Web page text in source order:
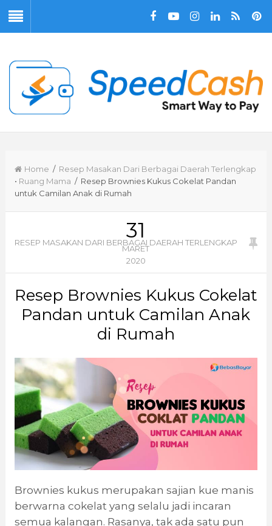
Home / Resep Masakan Dari Berbagai Daerah Terlengkap
• Ruang Mama / Resep Brownies Kukus Cokelat Pandan
untuk Camilan Anak di Rumah
31
MARET
2020
RESEP MASAKAN DARI BERBAGAI DAERAH TERLENGKAP
Resep Brownies Kukus Cokelat
Pandan untuk Camilan Anak
di Rumah
Brownies kukus merupakan sajian kue manis
berwarna cokelat yang selalu jadi incaran
semua kalangan. Rasanya, tak ada satu pun